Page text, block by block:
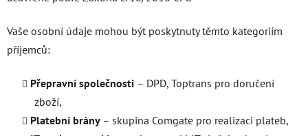
Vaše osobní údaje mohou být poskytnuty těmto kategoriím
příjemců:
Přepravní společnosti – DPD, Toptrans pro doručení
zboží,
Platební brány – skupina Comgate pro realizaci plateb,